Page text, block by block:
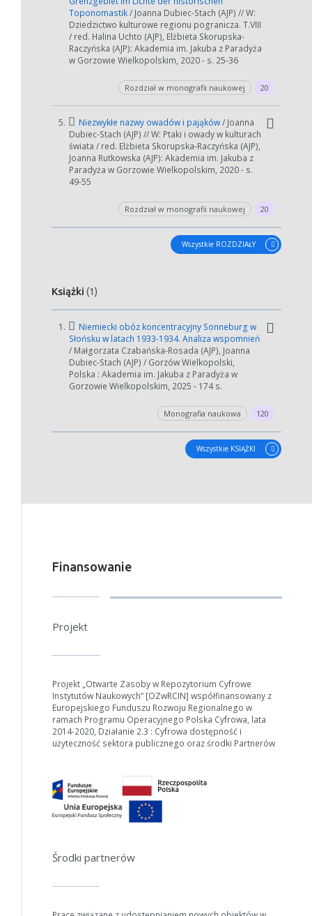
W zależności od ilości danych do przetworzenia generowanie pliku
może się wydłużyć.
Jeśli generowanie trwa zbyt długo można ograniczyć dane np.
zmniejszając zakres lat.
Anuluj
Toponomastik/ Joanna Dubiec-Stach (AJP) // W:
Dziedzictwo kulturowe regionu pogranicza. T.VIII
/ red. Halina Uchto (AJP), Elżbieta Skorupska-
Raczyńska (AJP): Akademia im. Jakuba z Paradyża
w Gorzowie Wielkopolskim, 2020 - s. 25-36
Rozdział w monografii naukowej 20
5. Niezwykłe nazwy owadów i pająków/ Joanna
Dubiec-Stach (AJP) // W: Ptaki i owady w kulturach
świata / red. Elżbieta Skorupska-Raczyńska (AJP),
Joanna Rutkowska (AJP): Akademia im. Jakuba z
Paradyża w Gorzowie Wielkopolskim, 2020 - s.
49-55
Rozdział w monografii naukowej 20
Wszystkie ROZDZIAŁY
Książki (1)
1.
Niemiecki obóz koncentracyjny Sonneburg w
Słońsku w latach 1933-1934. Analiza wspomnień
/ Małgorzata Czabańska-Rosada (AJP), Joanna
Dubiec-Stach (AJP) / Gorzów Wielkopolski,
Polska : Akademia im. Jakuba z Paradyża w
Gorzowie Wielkopolskim, 2025 - 174 s.
Monografia naukowa 120
Wszystkie KSIĄŻKI
Finansowanie
Projekt
Projekt „Otwarte Zasoby w Repozytorium Cyfrowe
Instytutów Naukowych” [OZwRCIN] współfinansowany z
Europejskiego Funduszu Rozwoju Regionalnego w
ramach Programu Operacyjnego Polska Cyfrowa, lata
2014-2020, Działanie 2.3 : Cyfrowa dostępność i
użyteczność sektora publicznego oraz środki Partnerów
Środki partnerów